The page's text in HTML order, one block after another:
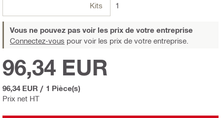
Kits 1
Vous ne pouvez pas voir les prix de votre entreprise
Connectez-vous pour voir les prix de votre entreprise.
Prix net HT
96,34 EUR
96,34 EUR / 1 Pièce(s)